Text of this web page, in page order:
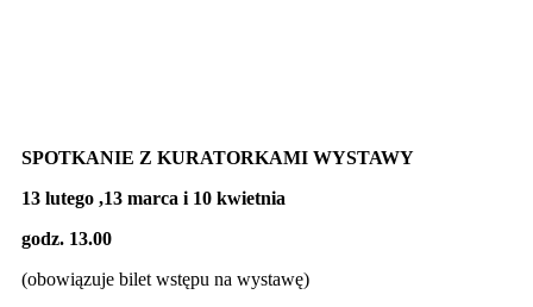
SPOTKANIE Z KURATORKAMI WYSTAWY
13 lutego ,13 marca i 10 kwietnia
godz. 13.00
(obowiązuje bilet wstępu na wystawę)